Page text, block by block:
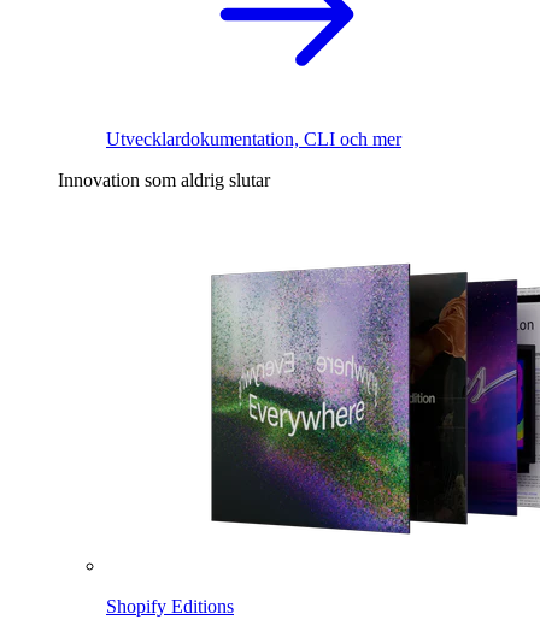
Utvecklardokumentation, CLI och mer
Innovation som aldrig slutar
Shopify Editions